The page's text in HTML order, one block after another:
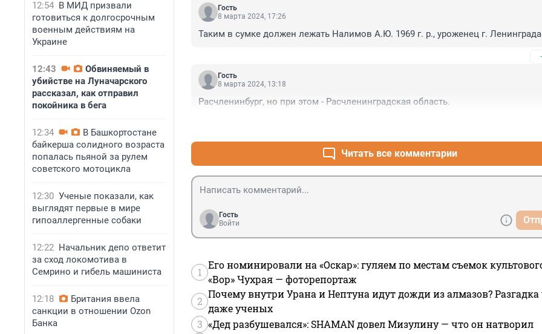
12:54 В МИД призвали
готовиться к долгосрочным
военным действиям на
Украине
12:43
Обвиняемый в
убийстве на Луначарского
рассказал, как отправил
покойника в бега
12:34
В Башкортостане
байкерша солидного возраста
попалась пьяной за рулем
советского мотоцикла
12:30 Ученые показали, как
выглядят первые в мире
гипоаллергенные собаки
12:22 Начальник депо ответит
за сход локомотива в
Семрино и гибель машиниста
12:18
Британия ввела
санкции в отношении Ozon
Банка
Гость
8 марта 2024, 17:26
Таким в сумке должен лежать Налимов А.Ю. 1969 г. р., уроженец г.
Гость
8 марта 2024, 13:18
Расчленинбург, но при этом - Расчленинградская область.
Читать все комментарии
Гость
Войти
1
Его номинировали на «Оскар»: гуляем по местам съемок
«Вор» Чухрая — фоторепортаж
2
Почему внутри Урана и Нептуна идут дожди из алмазов?
даже ученых
3 «Дед разбушевался»: SHAMAN довел Мизулину — что он натворил